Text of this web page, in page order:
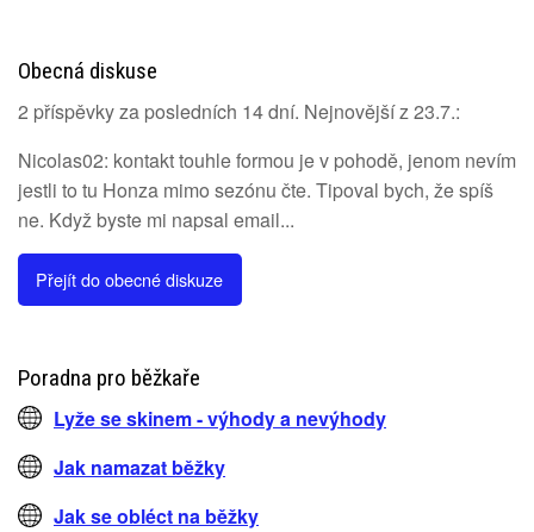
Obecná diskuse
2 příspěvky za posledních 14 dní. Nejnovější z 23.7.:
Nicolas02: kontakt touhle formou je v pohodě, jenom nevím
jestli to tu Honza mimo sezónu čte. Tipoval bych, že spíš
ne. Když byste mi napsal email...
Přejít do obecné diskuze
Poradna pro běžkaře
Lyže se skinem - výhody a nevýhody
Jak namazat běžky
Jak se obléct na běžky